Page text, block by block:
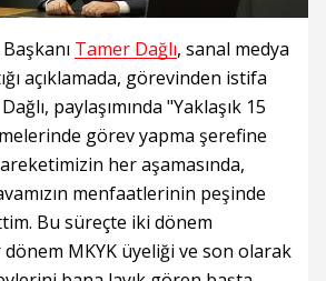
Tamer Dağlı, sanal medya
açıklamada, görevinden istifa
paylaşımında "Yaklaşık 15
görev yapma şerefine
her aşamasında,
menfaatlerinin peşinde
Bu süreçte iki dönem
MKYK üyeliği ve son olarak